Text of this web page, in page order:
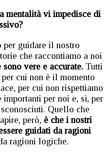
mentalità vi impedisce di
per guidare il nostro
che raccontiamo a noi
vere e accurate. Tutti
cui non è il momento
per cui non rispettiamo
per noi e, sì, per
Quello che
però, è che i nostri
guidati da ragioni
ragioni logiche.